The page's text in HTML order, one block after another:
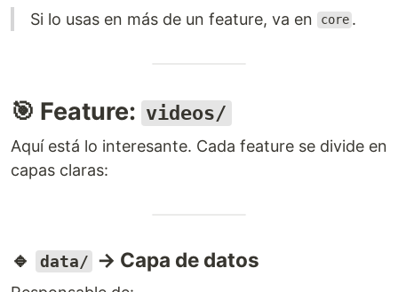
Si lo usas en más de un feature, va en core .
🎯 Feature: videos/
Aquí está lo interesante. Cada feature se divide en
capas claras:
🔹 data/ → Capa de datos